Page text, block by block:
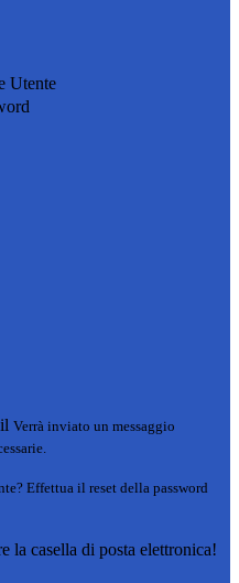
Utente
Verrà inviato un messaggio
Effettua il reset della password
la casella di posta elettronica!